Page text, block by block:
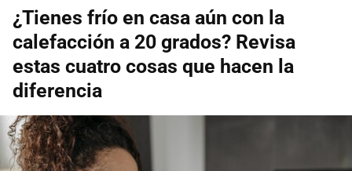
¿Tienes frío en casa aún con la
calefacción a 20 grados? Revisa
estas cuatro cosas que hacen la
diferencia